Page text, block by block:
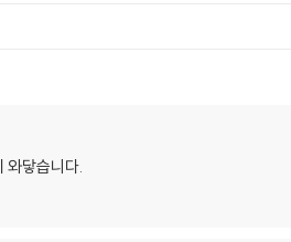
와닿습니다.